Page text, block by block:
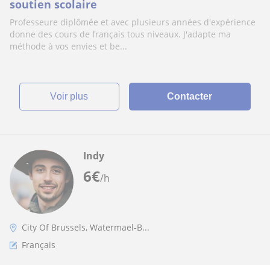
soutien scolaire
Professeure diplômée et avec plusieurs années d'expérience
donne des cours de français tous niveaux. J'adapte ma
méthode à vos envies et be...
voir plus Contacter
6€/h
Indy
City Of Brussels, Watermael-B...
Français